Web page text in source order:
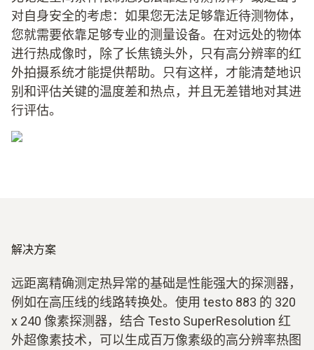
对自身安全的考虑：如果您无法足够靠近待测物体，
您就需要依靠足够专业的测量设备。在对远处的物体
进行热成像时，除了长焦镜头外，只有高分辨率的红
外拍摄系统才能提供帮助。只有这样，才能清楚地识
别和评估关键的温度差和热点，并且无差错地对其进
行评估。
解决方案
远距离精确测定热异常的基础是性能强大的探测器，
例如在高压线的线路转换处。使用 testo 883 的 320
x 240 像素探测器，结合 Testo SuperResolution 红
外超像素技术，可以生成百万像素级的高分辨率热图